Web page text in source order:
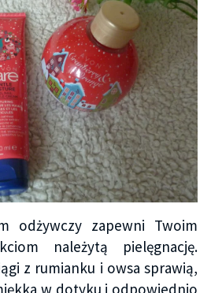
odżywczy zapewni Twoim
należytą pielęgnację.
z rumianku i owsa sprawią,